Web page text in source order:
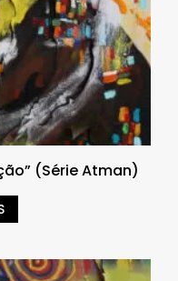
(Série Atman)